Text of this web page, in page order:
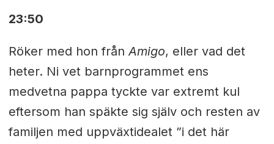
23:50
Röker med hon frånAmigo, eller vad det
heter. Ni vet barnprogrammet ens
medvetna pappa tyckte var extremt kul
eftersom han späkte sig själv och resten av
familjen med uppväxtidealet ”i det här